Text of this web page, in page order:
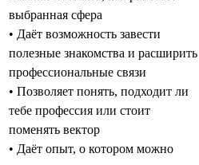
выбранная сфера
• Даёт возможность завести
полезные знакомства и расширить
профессиональные связи
• Позволяет понять, подходит ли
тебе профессия или стоит
поменять вектор
• Даёт опыт, о котором можно